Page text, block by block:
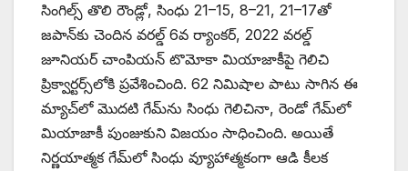
సింగిల్స్ తొలి రౌండ్లో, సింధు 21–15, 8–21, 21–17తో
జపాన్‌కు చెందిన వరల్డ్ 6వ ర్యాంకర్, 2022 వరల్డ్
జూనియర్ చాంపియన్ టొమోకా మియాజాకీపై గెలిచి
ప్రిక్వార్టర్స్‌లోకి ప్రవేశించింది. 62 నిమిషాల పాటు సాగిన ఈ
మ్యాచ్‌లో మొదటి గేమ్‌ను సింధు గెలిచినా, రెండో గేమ్‌లో
మియాజాకీ పుంజుకుని విజయం సాధించింది. అయితే
నిర్ణయాత్మక గేమ్‌లో సింధు వ్యూహాత్మకంగా ఆడి కీలక